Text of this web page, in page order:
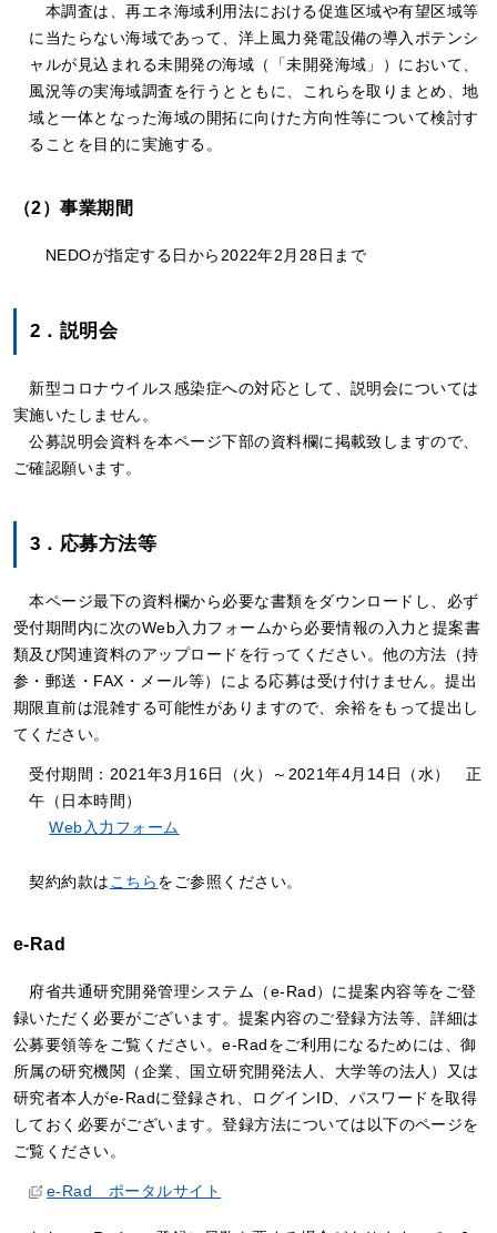
本調査は、再エネ海域利⽤法における促進区域や有望区域等
に当たらない海域であって、洋上風力発電設備の導入ポテンシ
ャルが見込まれる未開発の海域（「未開発海域」）において、
風況等の実海域調査を行うとともに、これらを取りまとめ、地
域と一体となった海域の開拓に向けた方向性等について検討す
ることを目的に実施する。
（2）事業期間
NEDOが指定する日から2022年2月28日まで
2．説明会
新型コロナウイルス感染症への対応として、説明会については
実施いたしません。
公募説明会資料を本ページ下部の資料欄に掲載致しますので、
ご確認願います。
3．応募方法等
本ページ最下の資料欄から必要な書類をダウンロードし、必ず
受付期間内に次のWeb入力フォームから必要情報の入力と提案書
類及び関連資料のアップロードを行ってください。他の方法（持
参・郵送・FAX・メール等）による応募は受け付けません。提出
期限直前は混雑する可能性がありますので、余裕をもって提出し
てください。
受付期間：2021年3月16日（火）～2021年4月14日（水） 正
午（日本時間）
Web入力フォーム
契約約款は こちらをご参照ください。
e-Rad
府省共通研究開発管理システム（e-Rad）に提案内容等をご登
録いただく必要がございます。提案内容のご登録方法等、詳細は
公募要領等をご覧ください。e-Radをご利用になるためには、御
所属の研究機関（企業、国立研究開発法人、大学等の法人）又は
研究者本人がe-Radに登録され、ログインID、パスワードを取得
しておく必要がございます。登録方法については以下のページを
ご覧ください。
e-Rad ポータルサイト